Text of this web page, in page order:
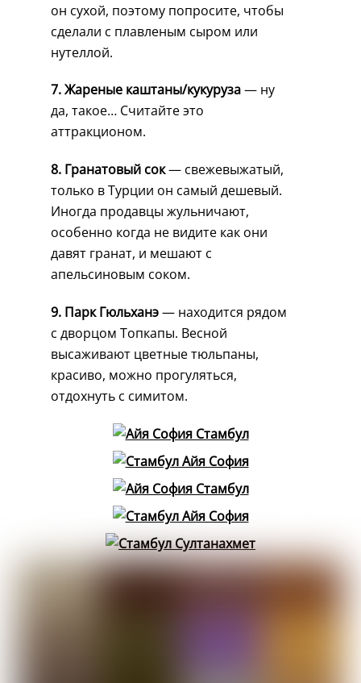
он сухой, поэтому попросите, чтобы
сделали с плавленым сыром или
нутеллой.
7. Жареные каштаны/кукуруза— ну
да, такое… Считайте это
аттракционом.
8. Гранатовый сок— свежевыжатый,
только в Турции он самый дешевый.
Иногда продавцы жульничают,
особенно когда не видите как они
давят гранат, и мешают с
апельсиновым соком.
9. Парк Гюльханэ— находится рядом
с дворцом Топкапы. Весной
высаживают цветные тюльпаны,
красиво, можно прогуляться,
отдохнуть с симитом.